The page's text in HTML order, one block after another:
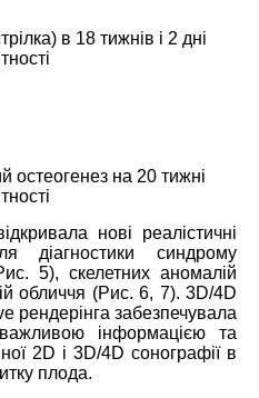
в 18 тижнів і 2 дні
на 20 тижні
нові реалістичні
діагностики синдрому
5), скелетних аномалій
обличчя (Рис. 6, 7). 3D/4D
рендерінга забезпечувала
важливою інформацією та
2D і 3D/4D сонографії в
плода.